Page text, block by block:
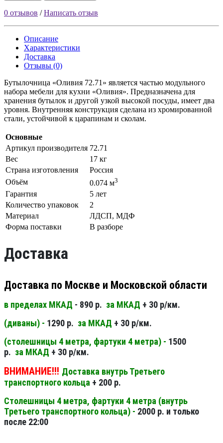
0 отзывов /Написать отзыв
Описание
Характеристики
Доставка
Отзывы (0)
Бутылочница «Оливия 72.71» является частью модульного
набора мебели для кухни «Оливия». Предназначена для
хранения бутылок и другой узкой высокой посуды, имеет два
уровня. Внутренняя конструкция сделана из хромированной
стали, устойчивой к царапинам и сколам.
Основные
Артикул производителя 72.71
Вес
17 кг
Страна изготовления
Россия
Объём
0.074 м3
Гарантия
5 лет
Количество упаковок
2
Материал
ЛДСП, МДФ
Форма поставки
В разборе
Доставка
Доставка по Москве и Московской области
в пределах МКАД - 890 р. за МКАД + 30 р/км.
(диваны) - 1290 р. за МКАД + 30 р/км.
(столешницы 4 метра, фартуки 4 метра) - 1500
р. за МКАД + 30 р/км.
ВНИМАНИЕ!!! Доставка внутрь Третьего
транспортного кольца + 200 р.
Столешницы 4 метра, фартуки 4 метра (внутрь
Третьего транспортного кольца) - 2000 р. и только
после 22:00